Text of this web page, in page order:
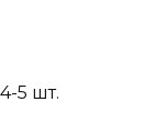
5 шт.